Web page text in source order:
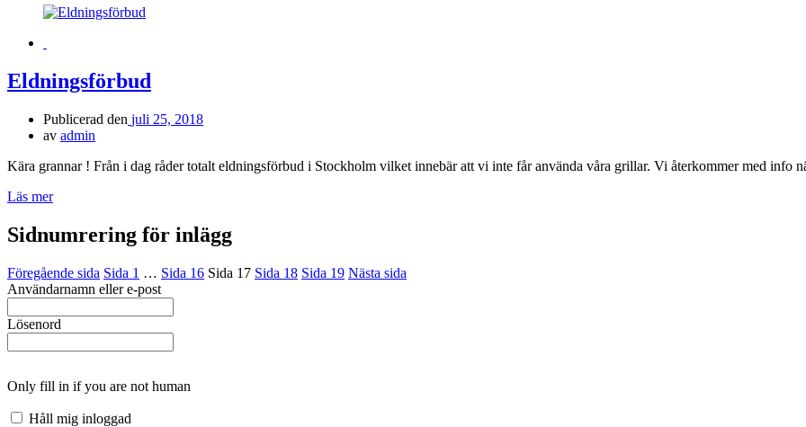
Eldningsförbud
Publicerad den juli 25, 2018
av admin
Kära grannar ! Från i dag råder totalt eldningsförbud i Stockholm vilket innebär att vi inte får använda våra grillar. Vi återkommer med info
Läs mer
Sidnumrering för inlägg
Föregående sida Sida 1 … Sida 16 Sida 17 Sida 18 Sida 19 Nästa sida
Användarnamn eller e-post
Lösenord
Only fill in if you are not human
Håll mig inloggad